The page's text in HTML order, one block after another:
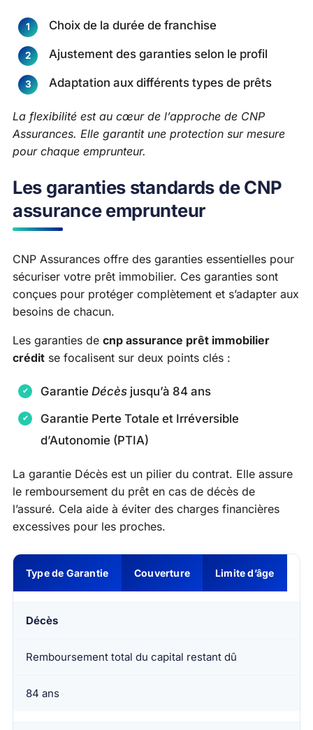
Choix de la durée de franchise
Ajustement des garanties selon le profil
Adaptation aux différents types de prêts
La flexibilité est au cœur de l’approche de CNP
Assurances. Elle garantit une protection sur mesure
pour chaque emprunteur.
Les garanties standards de CNP
assurance emprunteur
CNP Assurances offre des garanties essentielles pour
sécuriser votre prêt immobilier. Ces garanties sont
conçues pour protéger complètement et s’adapter aux
besoins de chacun.
Les garanties de cnp assurance prêt immobilier
crédit se focalisent sur deux points clés :
Garantie Décès jusqu’à 84 ans
Garantie Perte Totale et Irréversible
d’Autonomie (PTIA)
La garantie Décès est un pilier du contrat. Elle assure
le remboursement du prêt en cas de décès de
l’assuré. Cela aide à éviter des charges financières
excessives pour les proches.
Type de Garantie Couverture Limite d’âge
Décès
Remboursement total du capital restant dû
84 ans